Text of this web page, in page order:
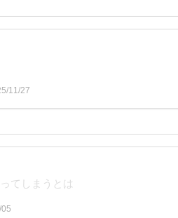
11/27
てしまうとは